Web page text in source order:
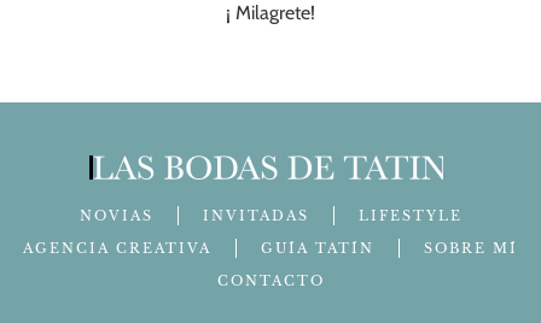
¡ Milagrete!
NOVIAS INVITADAS
LIFESTYLE
AGENCIA CREATIVA
GUÍA TATÍN
SOBRE MÍ
CONTACTO